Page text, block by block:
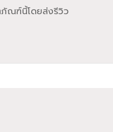
ณฑ์นี้โดยส่งรีวิว